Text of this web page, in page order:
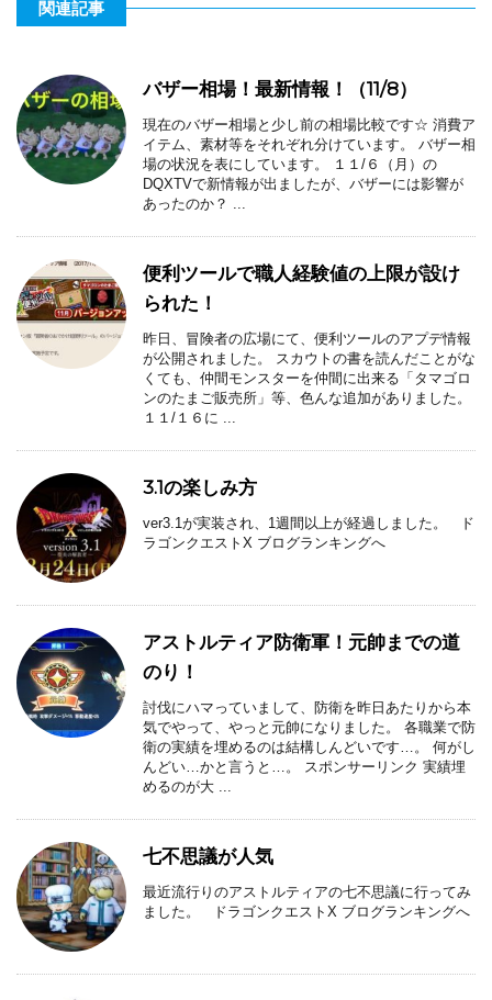
関連記事
バザー相場！最新情報！（11/8）
現在のバザー相場と少し前の相場比較です☆ 消費ア
イテム、素材等をそれぞれ分けています。 バザー相
場の状況を表にしています。 １１/６（月）の
DQXTVで新情報が出ましたが、バザーには影響が
あったのか？ ...
便利ツールで職人経験値の上限が設け
られた！
昨日、冒険者の広場にて、便利ツールのアプデ情報
が公開されました。 スカウトの書を読んだことがな
くても、仲間モンスターを仲間に出来る「タマゴロ
ンのたまご販売所」等、色んな追加がありました。
１１/１６に ...
3.1の楽しみ方
ver3.1が実装され、1週間以上が経過しました。 ド
ラゴンクエストX ブログランキングへ
アストルティア防衛軍！元帥までの道
のり！
討伐にハマっていまして、防衛を昨日あたりから本
気でやって、やっと元帥になりました。 各職業で防
衛の実績を埋めるのは結構しんどいです…。 何がし
んどい…かと言うと…。 スポンサーリンク 実績埋
めるのが大 ...
七不思議が人気
最近流行りのアストルティアの七不思議に行ってみ
ました。 ドラゴンクエストX ブログランキングへ